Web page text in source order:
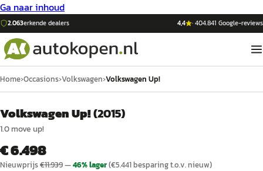
Ga naar inhoud
2.063erkende dealers 4,4 ·404.841 Google-reviews
Home›Occasions›Volkswagen›Volkswagen Up!
Volkswagen Up!(2015)
1.0 move up!
€ 6.498
Nieuwprijs€11.939—46% lager(€5.441besparing t.o.v. nieuw)